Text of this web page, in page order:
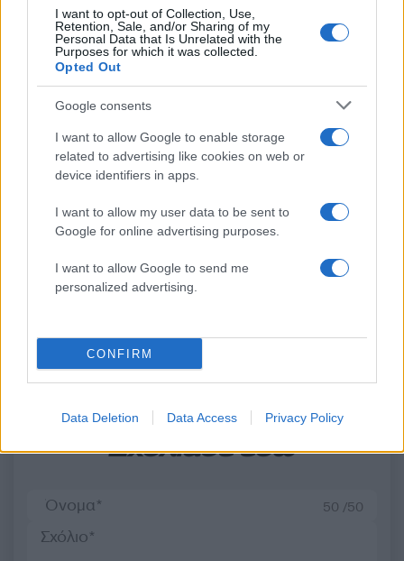
I want to opt-out of Collection, Use,
Retention, Sale, and/or Sharing of my
Personal Data that Is Unrelated with the
Purposes for which it was collected.
Opted Out
Google consents
I want to allow Google to enable storage
related to advertising like cookies on web or
device identifiers in apps.
I want to allow my user data to be sent to
Google for online advertising purposes.
I want to allow Google to send me
personalized advertising.
CONFIRM
Data Deletion Data Access Privacy Policy
Σχόλια
Σχολίασε εδώ
50 /50
Αν τα χάσατε
Κλειστό μέχρι νεοτέρας το
beach bar στην Πάρο όπου
πνίγηκε ο 4χρονος –
που είχε δηλωθεί ως
ναυαγοσώστης
Οι Χούθι ανέλαβαν
ευθύνη για την
διυλιστήριο της
Αραβία